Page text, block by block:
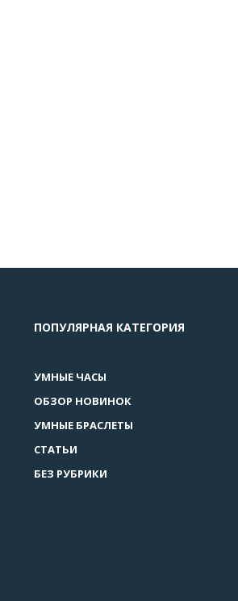
ПОПУЛЯРНАЯ КАТЕГОРИЯ
УМНЫЕ ЧАСЫ
ОБЗОР НОВИНОК
УМНЫЕ БРАСЛЕТЫ
СТАТЬИ
БЕЗ РУБРИКИ